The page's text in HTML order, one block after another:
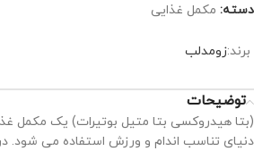
دسته: مکمل غذایی
برند:زومدلب
توضیحات
(بتا هیدروکسی بتا متیل بوتیرات) یک مکمل
دنیای تناسب اندام و ورزش استفاده می شود.